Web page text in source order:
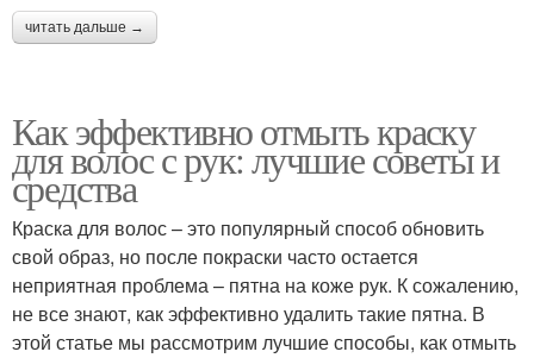
читать дальше →
Как эффективно отмыть краску
для волос с рук: лучшие советы и
средства
Краска для волос – это популярный способ обновить
свой образ, но после покраски часто остается
неприятная проблема – пятна на коже рук. К сожалению,
не все знают, как эффективно удалить такие пятна. В
этой статье мы рассмотрим лучшие способы, как отмыть